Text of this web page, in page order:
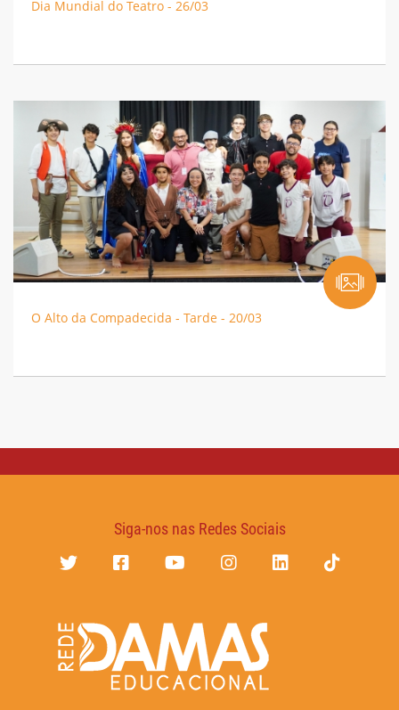
Dia Mundial do Teatro - 26/03
O Alto da Compadecida - Tarde - 20/03
Siga-nos nas Redes Sociais